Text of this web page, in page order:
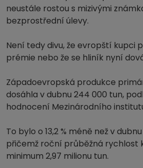
neustále rostou s mizivými
bezprostřední úlevy.
Není tedy divu, že evropští kupci
prémie nebo že se hliník nyní
Západoevropská produkce
dosáhla v dubnu 244 000 tun,
hodnocení Mezinárodního
To bylo o 13,2 % méně než v
přičemž roční průběžná rychlost
minimum 2,97 milionu tun.